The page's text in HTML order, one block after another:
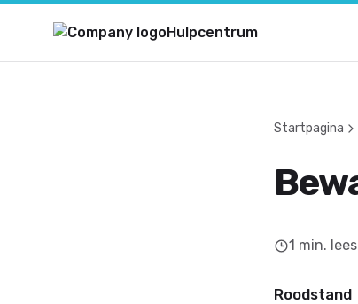
Hulpcentrum
Startpagina
1 min.
Roodstand